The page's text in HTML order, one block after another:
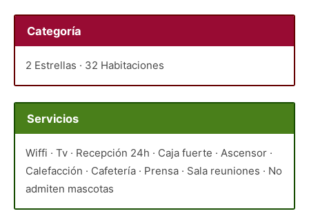
Categoría
2 Estrellas · 32 Habitaciones
Servicios
Wiffi · Tv · Recepción 24h · Caja fuerte · Ascensor ·
Calefacción · Cafetería · Prensa · Sala reuniones · No
admiten mascotas